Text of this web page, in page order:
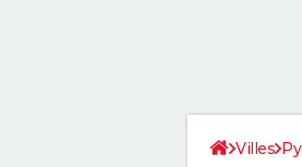
Villes